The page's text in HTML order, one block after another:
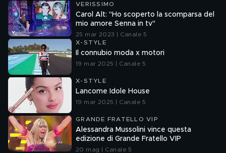
VERISSIMO
Carol Alt: "Ho scoperto la scomparsa del
mio amore Senna in tv"
25 mar 2023 | Canale 5
X-STYLE
Il connubio moda x motori
19 mar 2025 | Canale 5
X-STYLE
Lancome Idole House
19 mar 2025 | Canale 5
GRANDE FRATELLO VIP
Alessandra Mussolini vince questa
edizione di Grande Fratello VIP
20 mag | Canale 5